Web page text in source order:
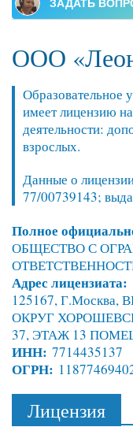
ООО
имеет лицензию
деятельности:
взрослых.
Данные о
77/00739143;
Полное
ОБЩЕСТВО С
Адрес лицензиата:
125167,
ОКРУГ
37, ЭТАЖ 13
ИНН: 7714435137
ОГРН:
Лицензия